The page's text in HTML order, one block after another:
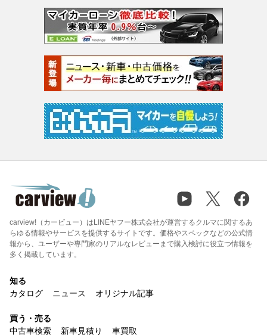
carview!（カービュー）はLINEヤフー株式会社が運営するクルマに関するあ
らゆる情報やサービスを提供するサイトです。価格やスペックなどの公式情
報から、ユーザーや専門家のリアルなレビューまで購入検討に役立つ情報を
多く掲載しています。
知る
カタログ
ニュース オリジナル記事
買う・売る
中古車検索
新車見積り 車買取